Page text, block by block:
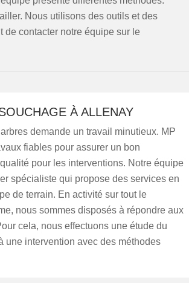
Nous utilisons des outils et des
de contacter notre équipe sur le
À ALLENAY
demande un travail minutieux. MP
fiables pour assurer un bon
pour les interventions. Notre équipe
spécialiste qui propose des services en
de terrain. En activité sur tout le
nous sommes disposés à répondre aux
cela, nous effectuons une étude du
une intervention avec des méthodes